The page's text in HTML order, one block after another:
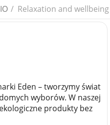
/ Relaxation and wellbeing
Eden – tworzymy świat
wyborów. W naszej
produkty bez